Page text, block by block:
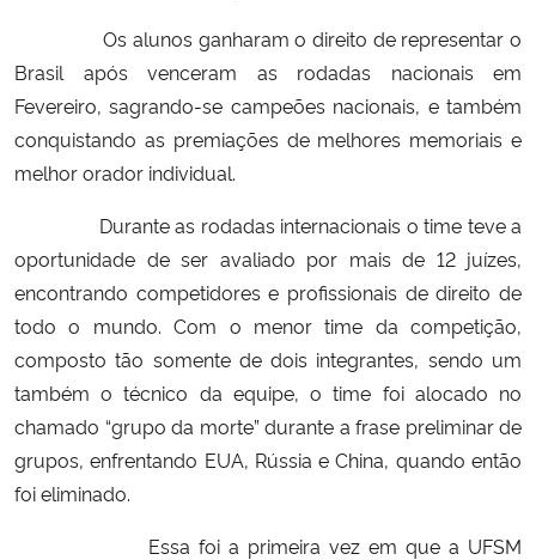
Controladoria-Geral da União
Ministério da Mulher, da Família e dos Direitos Humanos
Secretaria-Geral
Secretaria de Governo
Gabinete de Segurança Institucional
Advocacia-Geral da União
Banco Central do Brasil
Planalto
Os alunos ganharam o direito de representar o
Brasil após venceram as rodadas nacionais em
Fevereiro, sagrando-se campeões nacionais, e também
conquistando as premiações de melhores memoriais e
melhor orador individual.
Durante as rodadas internacionais o time teve a
oportunidade de ser avaliado por mais de 12 juízes,
encontrando competidores e profissionais de direito de
todo o mundo. Com o menor time da competição,
composto tão somente de dois integrantes, sendo um
também o técnico da equipe, o time foi alocado no
chamado “grupo da morte” durante a frase preliminar de
grupos, enfrentando EUA, Rússia e China, quando então
foi eliminado.
Essa foi a primeira vez em que a UFSM